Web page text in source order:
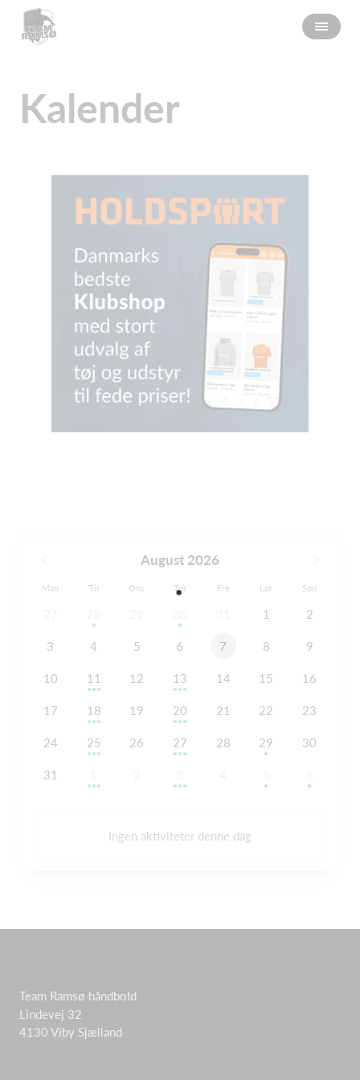
Kalender
August 2026
Man Tir Ons Tor Fre Lør Søn
1 2
3 4 5 6 7 8 9
10 11 12 13 14 15 16
17 18 19 20 21 22 23
24 25 26 27 28 29 30
31
Ingen aktiviteter denne dag
Team Ramsø håndbold
Lindevej 32
4130 Viby Sjælland